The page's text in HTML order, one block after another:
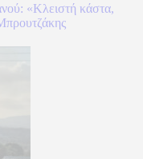
«Κλειστή κάστα,